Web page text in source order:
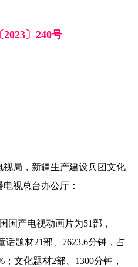
〕240号
局，新疆生产建设兵团文化
视总台办公厅：
国产电视动画片为51部，
话题材21部、7623.6分钟，占
文化题材2部、1300分钟，